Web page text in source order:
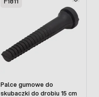
Palce gumowe do
skubaczki do drobiu 15 cm